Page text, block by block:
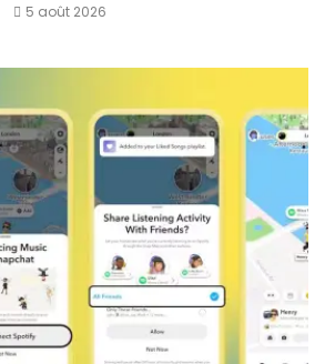
5 août 2026